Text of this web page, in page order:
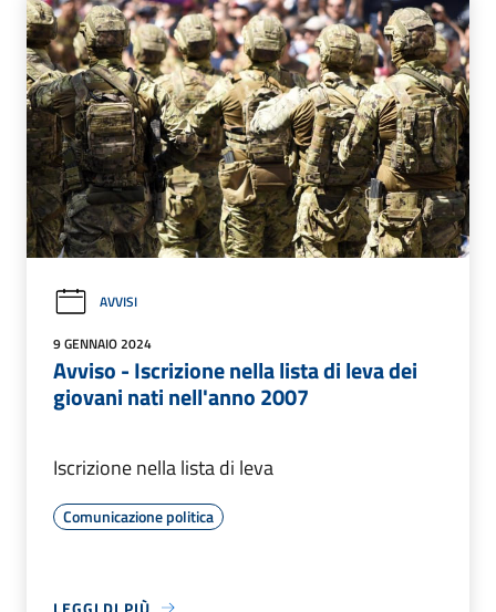
AVVISI
9 GENNAIO 2024
Avviso - Iscrizione nella lista di leva dei
giovani nati nell'anno 2007
Iscrizione nella lista di leva
Comunicazione politica